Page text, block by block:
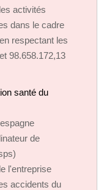
activités
dans le cadre
respectant les
98.658.172,13
santé du
de
l'entreprise
accidents du